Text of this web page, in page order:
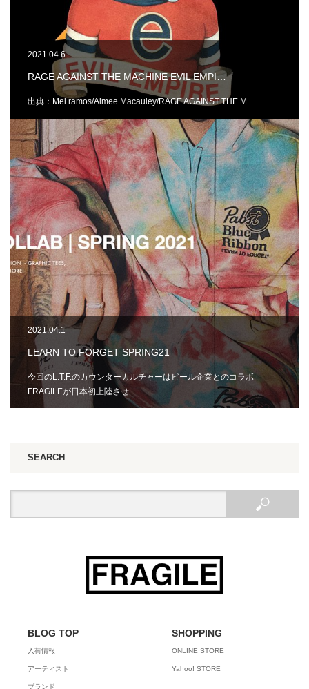
2021.04.6
RAGE AGAINST THE MACHINE EVIL EMPI…
出典：Mel ramos/Aimee Macauley/RAGE AGAINST THE M…
2021.04.1
LEARN TO FORGET SPRING21
今回のL.T.F.のカウンターカルチャーはビール企業とのコラボ
FRAGILEが日本初上陸させ…
SEARCH
BLOG TOP
入荷情報
アーティスト
ブランド
SHOPPING
ONLINE STORE
Yahoo! STORE